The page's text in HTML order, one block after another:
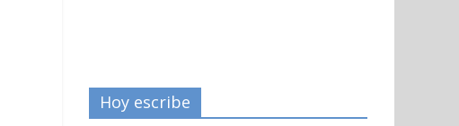
Hoy escribe